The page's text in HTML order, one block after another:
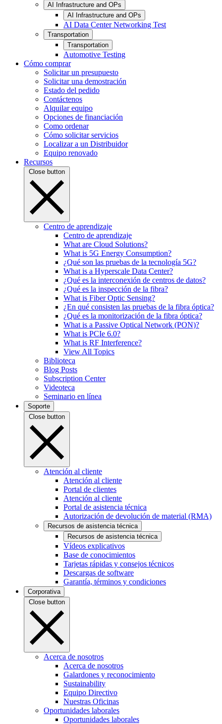
AI Infrastructure and OPs
AI Infrastructure and OPs
AI Data Center Networking Test
Transportation
Transportation
Automotive Testing
Cómo comprar
Solicitar un presupuesto
Solicitar una demostración
Estado del pedido
Contáctenos
Alquilar equipo
Opciones de financiación
Como ordenar
Cómo solicitar servicios
Localizar a un Distribuidor
Equipo renovado
Recursos
Close button
Centro de aprendizaje
Centro de aprendizaje
What are Cloud Solutions?
What is 5G Energy Consumption?
¿Qué son las pruebas de la tecnología 5G?
What is a Hyperscale Data Center?
¿Qué es la interconexión de centros de datos?
¿Qué es la inspección de la fibra?
What is Fiber Optic Sensing?
¿En qué consisten las pruebas de la fibra óptica?
¿Qué es la monitorización de la fibra óptica?
What is a Passive Optical Network (PON)?
What is PCIe 6.0?
What is RF Interference?
View All Topics
Biblioteca
Blog Posts
Subscription Center
Videoteca
Seminario en línea
Soporte
Close button
Atención al cliente
Atención al cliente
Portal de clientes
Atención al cliente
Portal de asistencia técnica
Autorización de devolución de material (RMA)
Recursos de asistencia técnica
Recursos de asistencia técnica
Vídeos explicativos
Base de conocimientos
Tarjetas rápidas y consejos técnicos
Descargas de software
Garantía, términos y condiciones
Corporativa
Close button
Acerca de nosotros
Acerca de nosotros
Galardones y reconocimiento
Sustainability
Equipo Directivo
Nuestras Oficinas
Oportunidades laborales
Oportunidades laborales